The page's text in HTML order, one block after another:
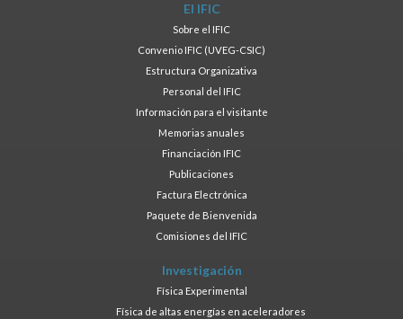
El IFIC
Sobre el IFIC
Convenio IFIC (UVEG-CSIC)
Estructura Organizativa
Personal del IFIC
Información para el visitante
Memorias anuales
Financiación IFIC
Publicaciones
Factura Electrónica
Paquete de Bienvenida
Comisiones del IFIC
Investigación
Física Experimental
Física de altas energías en aceleradores